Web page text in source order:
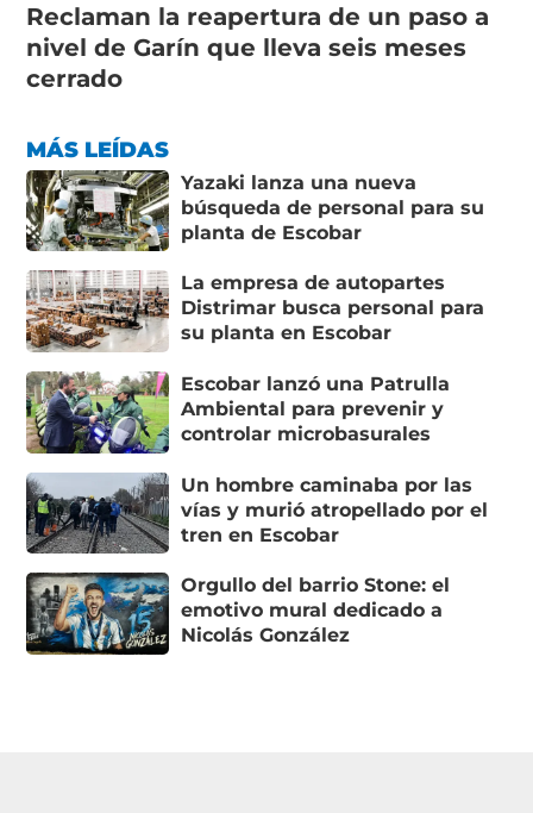
Reclaman la reapertura de un paso a
nivel de Garín que lleva seis meses
cerrado
MÁS LEÍDAS
Yazaki lanza una nueva
búsqueda de personal para su
planta de Escobar
La empresa de autopartes
Distrimar busca personal para
su planta en Escobar
Escobar lanzó una Patrulla
Ambiental para prevenir y
controlar microbasurales
Un hombre caminaba por las
vías y murió atropellado por el
tren en Escobar
Orgullo del barrio Stone: el
emotivo mural dedicado a
Nicolás González